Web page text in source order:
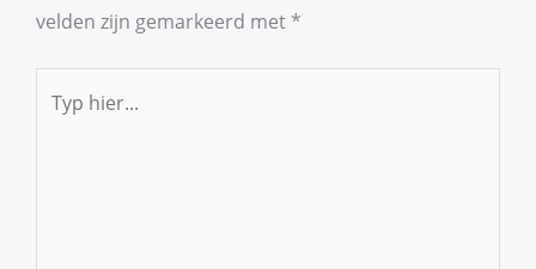
velden zijn gemarkeerd met *
hier...